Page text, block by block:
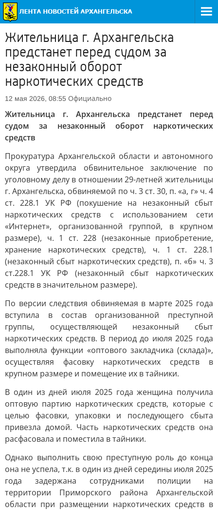
Жительница г. Архангельска
предстанет перед судом за
незаконный оборот
наркотических средств
12 мая 2026, 08:55 Официально
Жительница г. Архангельска предстанет перед
судом за незаконный оборот наркотических
средств
Прокуратура Архангельской области и автономного
округа утвердила обвинительное заключение по
уголовному делу в отношении 29-летней жительницы
г. Архангельска, обвиняемой по ч. 3 ст. 30, п. «а, г» ч. 4
ст. 228.1 УК РФ (покушение на незаконный сбыт
наркотических средств с использованием сети
«Интернет», организованной группой, в крупном
размере), ч. 1 ст. 228 (незаконные приобретение,
хранение наркотических средств), ч. 1 ст. 228.1
(незаконный сбыт наркотических средств), п. «б» ч. 3
ст.228.1 УК РФ (незаконный сбыт наркотических
средств в значительном размере).
По версии следствия обвиняемая в марте 2025 года
вступила в состав организованной преступной
группы, осуществляющей незаконный сбыт
наркотических средств. В период до июля 2025 года
выполняла функции «оптового закладчика (склада)»,
осуществляя фасовку наркотических средств в
крупном размере и помещение их в тайники.
В один из дней июля 2025 года женщина получила
оптовую партию наркотических средств, которые с
целью фасовки, упаковки и последующего сбыта
привезла домой. Часть наркотических средств она
расфасовала и поместила в тайники.
Однако выполнить свою преступную роль до конца
она не успела, т.к. в один из дней середины июля 2025
года задержана сотрудниками полиции на
территории Приморского района Архангельской
области при размещении наркотических средств в